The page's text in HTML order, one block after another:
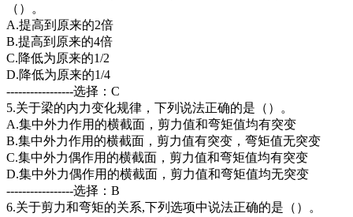
（）。
A.提高到原来的2倍
B.提高到原来的4倍
C.降低为原来的1/2
D.降低为原来的1/4
-----------------选择：C
5.关于梁的内力变化规律，下列说法正确的是（）。
A.集中外力作用的横截面，剪力值和弯矩值均有突变
B.集中外力作用的横截面，剪力值有突变，弯矩值无突变
C.集中外力偶作用的横截面，剪力值和弯矩值均有突变
D.集中外力偶作用的横截面，剪力值和弯矩值均无突变
-----------------选择：B
6.关于剪力和弯矩的关系,下列选项中说法正确的是（）。